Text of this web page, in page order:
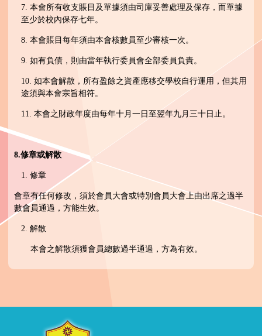
7. 本會所有收支賬目及單據須由司庫妥善處理及保存，而單據
至少於校內保存七年。
8. 本會賬目每年須由本會核數員至少審核一次。
9. 如有負債，則由當年執行委員會全部委員負責。
10. 如本會解散，所有盈餘之資產應移交學校自行運用，但其用
途須與本會宗旨相符。
11. 本會之財政年度由每年十月一日至翌年九月三十日止。
8.修章或解散
1. 修章
會章有任何修改，須於會員大會或特別會員大會上由出席之過半
數會員通過，方能生效。
2. 解散
本會之解散須獲會員總數過半通過，方為有效。